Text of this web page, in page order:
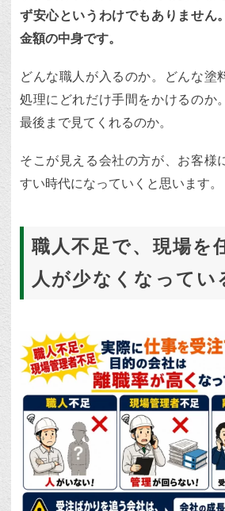
ず安心というわけでもありません
金額の中身です。
どんな職人が入るのか。どんな塗
処理にどれだけ手間をかけるのか
最後まで見てくれるのか。
そこが見える会社の方が、お客様
すい時代になっていくと思います。
職人不足で、現場を
人が少なくなってい